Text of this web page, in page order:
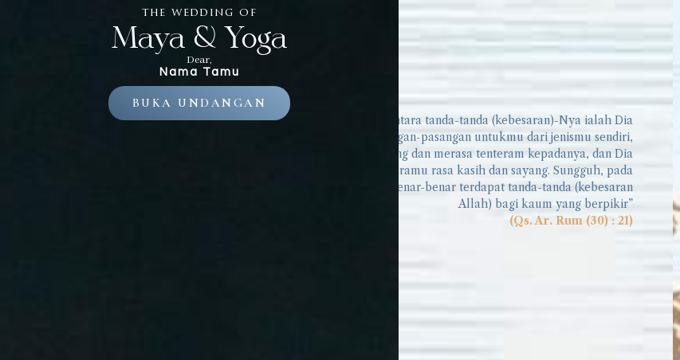
the wedding of
Maya & Yoga
Dear,
Nama Tamu
BUKA UNDANGAN
THE WEDDING OF
Maya & Yoga
“Dan di antara tanda-tanda (kebesaran)-Nya ialah Dia
menciptakan pasangan-pasangan untukmu dari jenismu sendiri,
agar kamu cenderung dan merasa tenteram kepadanya, dan Dia
menjadikan di antaramu rasa kasih dan sayang. Sungguh, pada
yang demikian itu benar-benar terdapat tanda-tanda (kebesaran
Allah) bagi kaum yang berpikir”
(Qs. Ar. Rum (30) : 21)